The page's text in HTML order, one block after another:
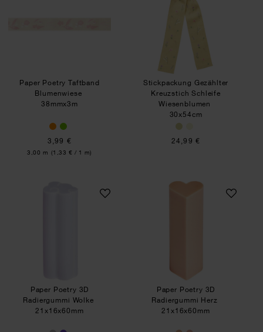
Paper Poetry Taftband
Blumenwiese
38mmx3m
3,99 €
Inhalt:
3,00 m (1,33 € / 1 m)
Stickpackung Gezählter
Kreuzstich Schleife
Wiesenblumen
30x54cm
24,99 €
Paper Poetry 3D Radiergummi Wolke
Paper Poetry 3D
Radiergummi Wolke
21x16x60mm
Paper Poetry 3D
Paper Poetry 3D
Radiergummi Herz
21x16x60mm